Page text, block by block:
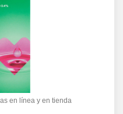
en línea y en tienda